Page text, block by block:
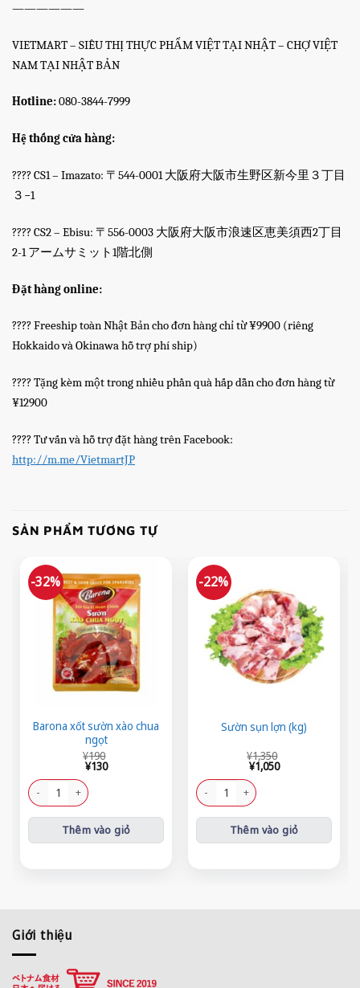
——————
VIETMART – SIÊU THỊ THỰC PHẨM VIỆT TẠI NHẬT – CHỢ VIỆT
NAM TẠI NHẬT BẢN
Hotline:080-3844-7999
Hệ thống cửa hàng:
???? CS1 – Imazato: 〒544-0001 大阪府大阪市生野区新今里３丁目
３−1
???? CS2 – Ebisu: 〒556-0003 大阪府大阪市浪速区恵美須西2丁目
2-1 アームサミット1階北側
Đặt hàng online:
???? Freeship toàn Nhật Bản cho đơn hàng chỉ từ ¥9900 (riêng
Hokkaido và Okinawa hỗ trợ phí ship)
???? Tặng kèm một trong nhiều phần quà hấp dẫn cho đơn hàng từ
¥12900
???? Tư vấn và hỗ trợ đặt hàng trên Facebook:
http://m.me/VietmartJP
SẢN PHẨM TƯƠNG TỰ
-32%
Barona xốt sườn xào chua
ngọt
¥190
¥190.
¥130
là:
¥130.
Barona xốt sườn xào chua ngọt số lượng
Thêm vào giỏ
-22%
Sườn sụn lợn (kg)
¥1,350
¥1,350.
¥1,050
là:
¥1,050.
Sườn sụn lợn (kg) số lượng
Thêm vào giỏ
Giới thiệu